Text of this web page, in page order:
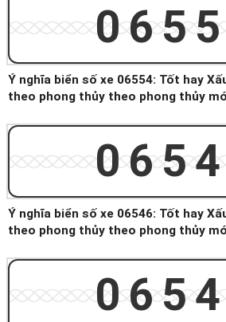
Ý nghĩa biển số xe 06554: Tốt hay
theo phong thủy theo phong thủy
Ý nghĩa biển số xe 06546: Tốt hay
theo phong thủy theo phong thủy